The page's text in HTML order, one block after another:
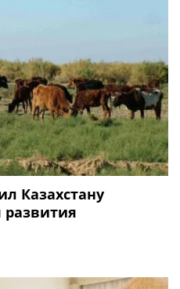
Казахстану